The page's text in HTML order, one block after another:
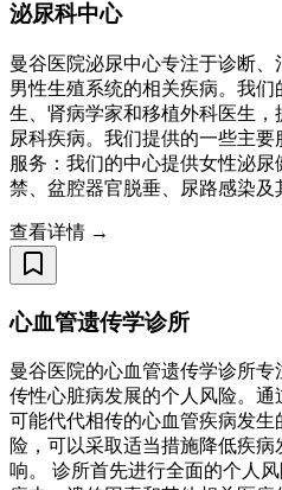
泌尿科中心
曼谷医院泌尿中心专注于诊断
男性生殖系统的相关疾病。我
生、肾病学家和移植外科医生
尿科疾病。我们提供的一些主
服务：我们的中心提供女性泌
禁、盆腔器官脱垂、尿路感染及
查看详情 →
心血管遗传学诊所
曼谷医院的心血管遗传学诊所
传性心脏病发展的个人风险。
可能代代相传的心血管疾病发
险，可以采取适当措施降低疾
响。 诊所首先进行全面的个人